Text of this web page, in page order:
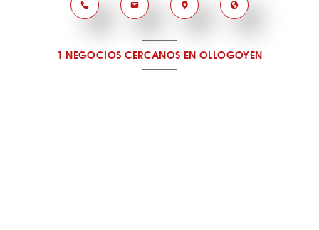
1 NEGOCIOS CERCANOS EN OLLOGOYEN